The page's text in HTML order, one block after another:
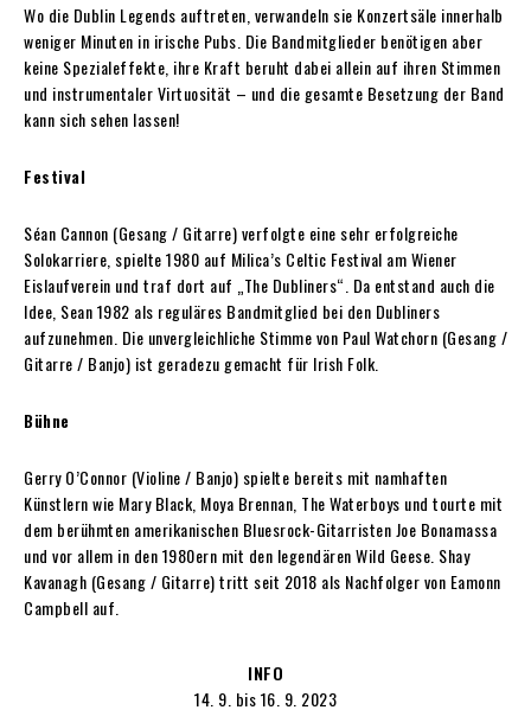
Wo die Dublin Legends auftreten, verwandeln sie Konzertsäle innerhalb
weniger Minuten in irische Pubs. Die Bandmitglieder benötigen aber
keine Spezialeffekte, ihre Kraft beruht dabei allein auf ihren Stimmen
und instrumentaler Virtuosität – und die gesamte Besetzung der Band
kann sich sehen lassen!
Festival
Séan Cannon (Gesang / Gitarre) verfolgte eine sehr erfolgreiche
Solokarriere, spielte 1980 auf Milica’s Celtic Festival am Wiener
Eislaufverein und traf dort auf „The Dubliners“. Da entstand auch die
Idee, Sean 1982 als reguläres Bandmitglied bei den Dubliners
aufzunehmen. Die unvergleichliche Stimme von Paul Watchorn (Gesang /
Gitarre / Banjo) ist geradezu gemacht für Irish Folk.
Bühne
Gerry O’Connor (Violine / Banjo) spielte bereits mit namhaften
Künstlern wie Mary Black, Moya Brennan, The Waterboys und tourte mit
dem berühmten amerikanischen Bluesrock-Gitarristen Joe Bonamassa
und vor allem in den 1980ern mit den legendären Wild Geese. Shay
Kavanagh (Gesang / Gitarre) tritt seit 2018 als Nachfolger von Eamonn
Campbell auf.
INFO
14. 9. bis 16. 9. 2023